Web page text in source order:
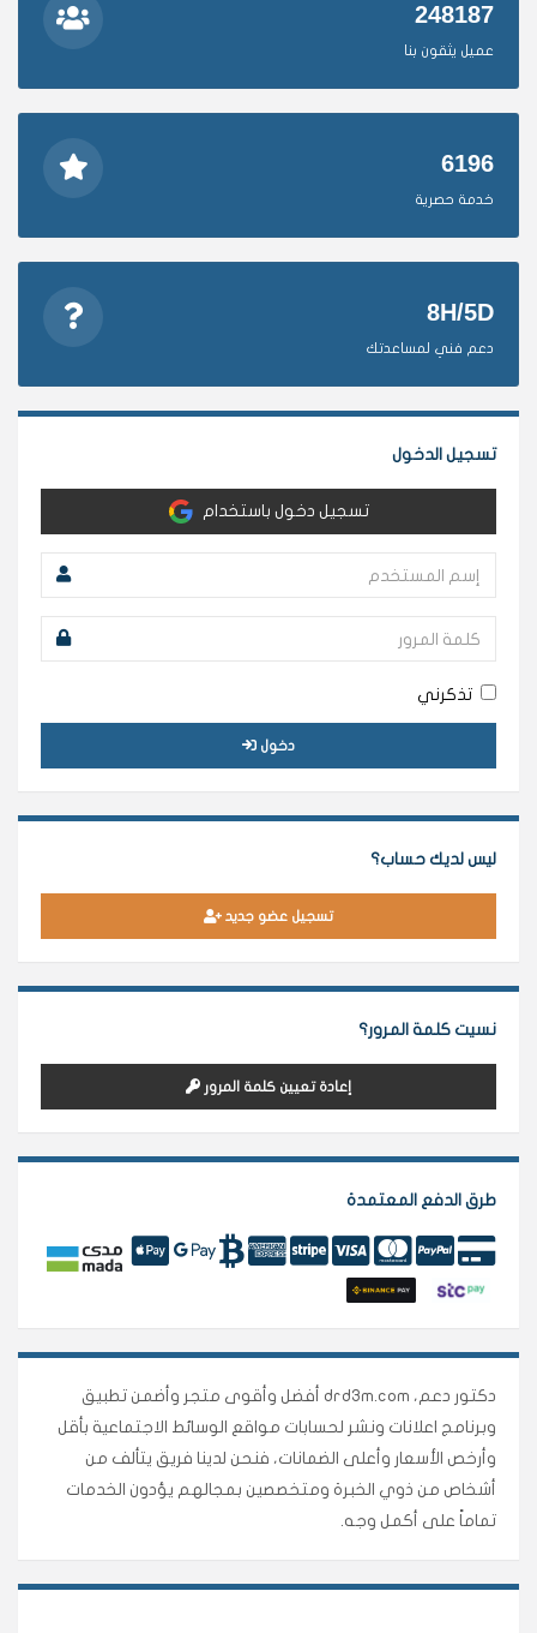
248187
عميل يثقون بنا
6196
خدمة حصرية
8H/5D
دعم فني لمساعدتك
تسجيل الدخول
تسجيل دخول باستخدام
تذكرني
دخول
ليس لديك حساب؟
تسجيل عضو جديد
نسيت كلمة المرور؟
إعادة تعيين كلمة المرور
طرق الدفع المعتمدة
دكتور دعم، drd3m.com أفضل وأقوى متجر وأضمن تطبيق
وبرنامج اعلانات ونشر لحسابات مواقع الوسائط الاجتماعية بأقل
وأرخص الأسعار وأعلى الضمانات، فنحن لدينا فريق يتألف من
أشخاص من ذوي الخبرة ومتخصصين بمجالهم يؤدون الخدمات
تماماً على أكمل وجه.